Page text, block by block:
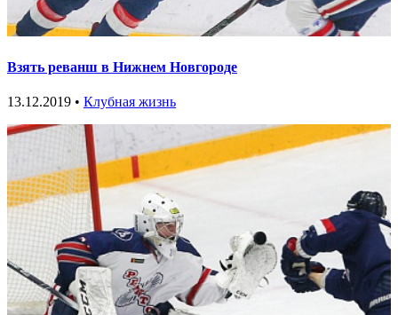
Взять реванш в Нижнем Новгороде
13.12.2019 • Клубная жизнь